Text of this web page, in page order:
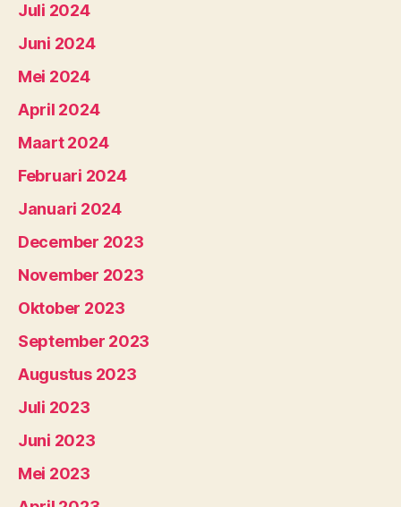
Juli 2024
Juni 2024
Mei 2024
April 2024
Maart 2024
Februari 2024
Januari 2024
December 2023
November 2023
Oktober 2023
September 2023
Augustus 2023
Juli 2023
Juni 2023
Mei 2023